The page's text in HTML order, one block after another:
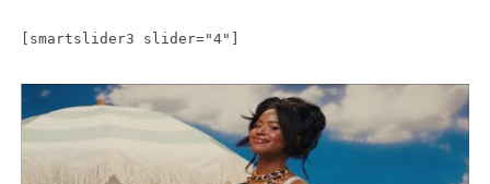
[smartslider3 slider="4"]